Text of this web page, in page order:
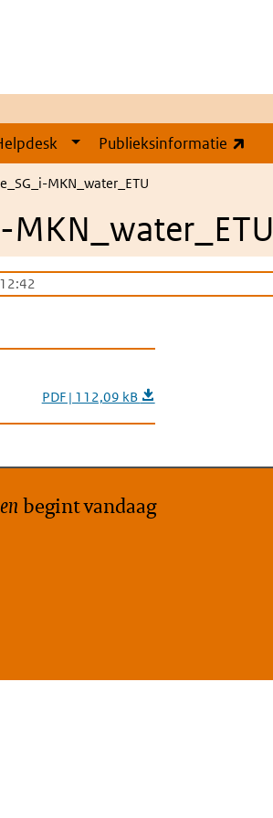
Publieksinformatie
MKN_water_ETU
MKN_water_ETU
PDF | 112,09 kB
begint vandaag